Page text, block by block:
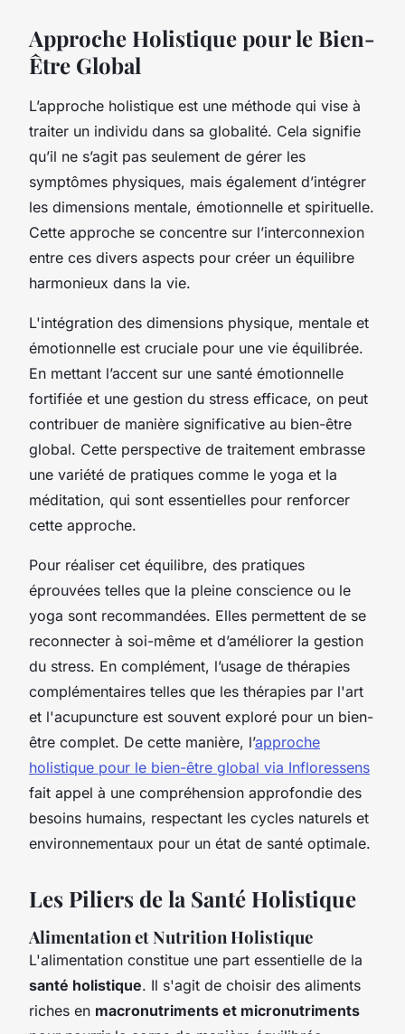
Approche Holistique pour le Bien-
Être Global
L’approche holistique est une méthode qui vise à
traiter un individu dans sa globalité. Cela signifie
qu’il ne s’agit pas seulement de gérer les
symptômes physiques, mais également d’intégrer
les dimensions mentale, émotionnelle et spirituelle.
Cette approche se concentre sur l’interconnexion
entre ces divers aspects pour créer un équilibre
harmonieux dans la vie.
L'intégration des dimensions physique, mentale et
émotionnelle est cruciale pour une vie équilibrée.
En mettant l’accent sur une santé émotionnelle
fortifiée et une gestion du stress efficace, on peut
contribuer de manière significative au bien-être
global. Cette perspective de traitement embrasse
une variété de pratiques comme le yoga et la
méditation, qui sont essentielles pour renforcer
cette approche.
Pour réaliser cet équilibre, des pratiques
éprouvées telles que la pleine conscience ou le
yoga sont recommandées. Elles permettent de se
reconnecter à soi-même et d’améliorer la gestion
du stress. En complément, l’usage de thérapies
complémentaires telles que les thérapies par l'art
et l'acupuncture est souvent exploré pour un bien-
être complet. De cette manière, l’approche
holistique pour le bien-être global via Infloressens
fait appel à une compréhension approfondie des
besoins humains, respectant les cycles naturels et
environnementaux pour un état de santé optimale.
Les Piliers de la Santé Holistique
Alimentation et Nutrition Holistique
L'alimentation constitue une part essentielle de la
santé holistique. Il s'agit de choisir des aliments
riches en macronutriments et micronutriments